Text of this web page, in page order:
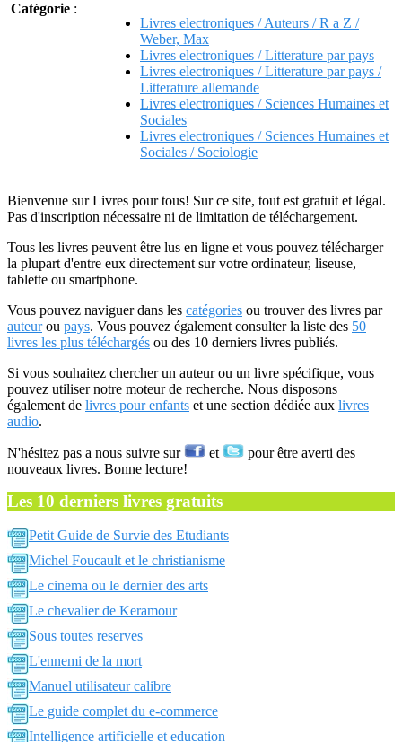
Catégorie :
Livres electroniques / Auteurs / R a Z /
Weber, Max
Livres electroniques / Litterature par pays
Livres electroniques / Litterature par pays /
Litterature allemande
Livres electroniques / Sciences Humaines et
Sociales
Livres electroniques / Sciences Humaines et
Sociales / Sociologie
Bienvenue sur Livres pour tous! Sur ce site, tout est gratuit et légal.
Pas d'inscription nécessaire ni de limitation de téléchargement.
Tous les livres peuvent être lus en ligne et vous pouvez télécharger
la plupart d'entre eux directement sur votre ordinateur, liseuse,
tablette ou smartphone.
Vous pouvez naviguer dans les catégories ou trouver des livres par
auteurou pays. Vous pouvez également consulter la liste des 50
livres les plus téléchargés ou des 10 derniers livres publiés.
Si vous souhaitez chercher un auteur ou un livre spécifique, vous
pouvez utiliser notre moteur de recherche. Nous disposons
également de livres pour enfants et une section dédiée aux livres
audio.
N'hésitez pas a nous suivre sur et
pour être averti des
nouveaux livres. Bonne lecture!
Les 10 derniers livres gratuits
Petit Guide de Survie des Etudiants
Michel Foucault et le christianisme
Le cinema ou le dernier des arts
Le chevalier de Keramour
Sous toutes reserves
L'ennemi de la mort
Manuel utilisateur calibre
Le guide complet du e-commerce
Intelligence artificielle et education